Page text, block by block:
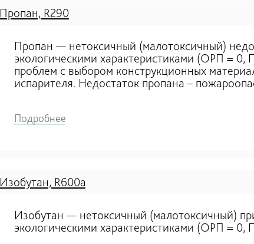
Пропан, R290
Пропан — нетоксичный (малотоксичный)
экологическими характеристиками (ОРП =
проблем с выбором конструкционных
испарителя. Недостаток пропана –
Подробнее
Изобутан, R600a
Изобутан — нетоксичный (малотоксичный)
экологическими характеристиками (ОРП = 0,